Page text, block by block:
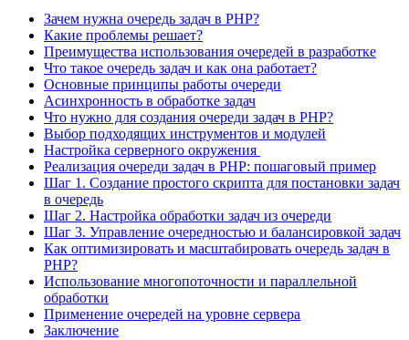
Зачем нужна очередь задач в PHP?
Какие проблемы решает?
Преимущества использования очередей в разработке
Что такое очередь задач и как она работает?
Основные принципы работы очереди
Асинхронность в обработке задач
Что нужно для создания очереди задач в PHP?
Выбор подходящих инструментов и модулей
Настройка серверного окружения
Реализация очереди задач в PHP: пошаговый пример
Шаг 1. Создание простого скрипта для постановки задач
в очередь
Шаг 2. Настройка обработки задач из очереди
Шаг 3. Управление очередностью и балансировкой задач
Как оптимизировать и масштабировать очередь задач в
PHP?
Использование многопоточности и параллельной
обработки
Применение очередей на уровне сервера
Заключение